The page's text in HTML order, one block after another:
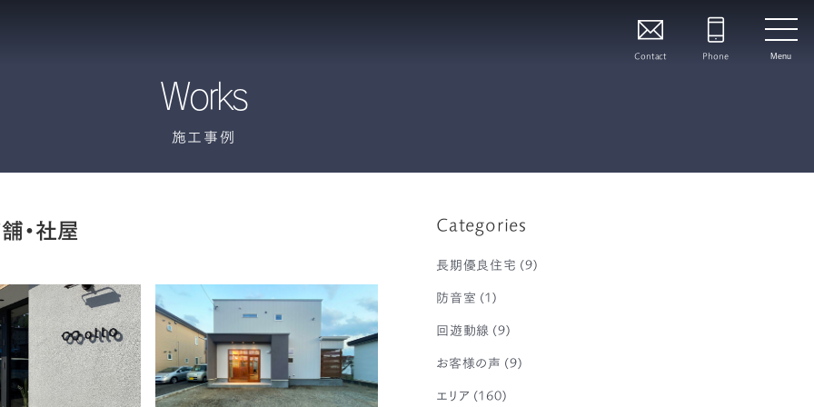
Contact Phone Menu
Works
施工事例
・社屋 Categories
長期優良住宅 (9)
防音室 (1)
回遊動線 (9)
お客様の声 (9)
エリア (160)